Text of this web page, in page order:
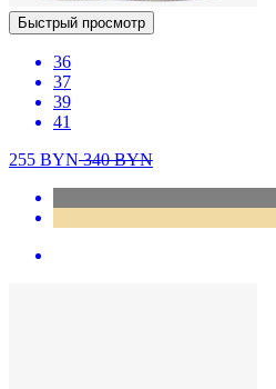
Быстрый просмотр
36
37
39
41
255 BYN340BYN